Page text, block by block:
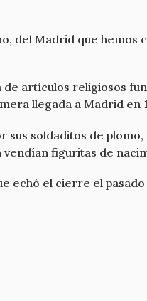
del Madrid que hemos
artículos religiosos
llegada a Madrid en
sus soldaditos de
figuritas de
echó el cierre el pasado